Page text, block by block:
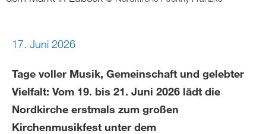
17. Juni 2026
Tage voller Musik, Gemeinschaft und gelebter
Vielfalt: Vom 19. bis 21. Juni 2026 lädt die
Nordkirche erstmals zum großen
Kirchenmusikfest unter dem